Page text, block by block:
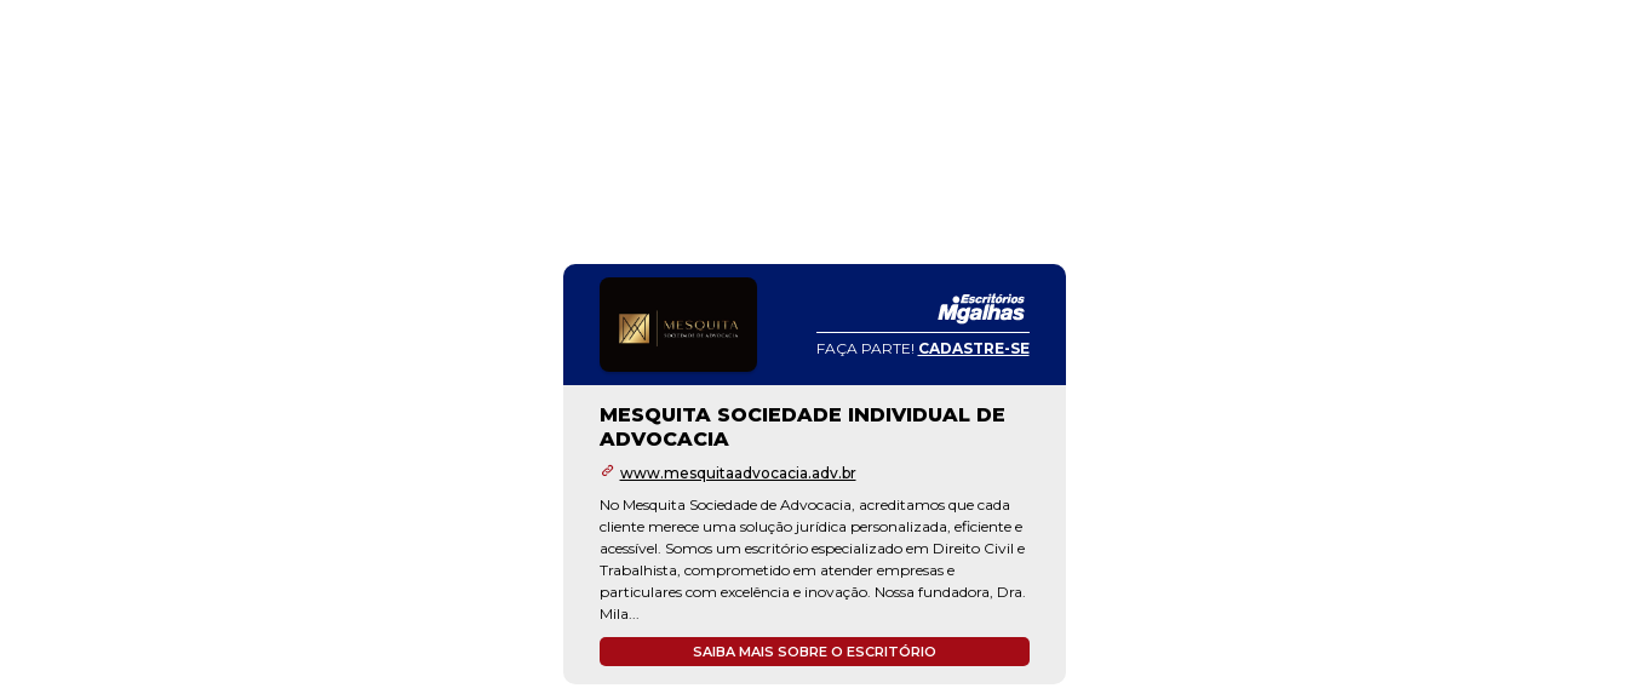
FAÇA PARTE! CADASTRE-SE
MESQUITA SOCIEDADE INDIVIDUAL DE
ADVOCACIA
www.mesquitaadvocacia.adv.br
No Mesquita Sociedade de Advocacia, acreditamos que cada
cliente merece uma solução jurídica personalizada, eficiente e
acessível. Somos um escritório especializado em Direito Civil e
Trabalhista, comprometido em atender empresas e
particulares com excelência e inovação. Nossa fundadora, Dra.
Mila...
SAIBA MAIS SOBRE O ESCRITÓRIO